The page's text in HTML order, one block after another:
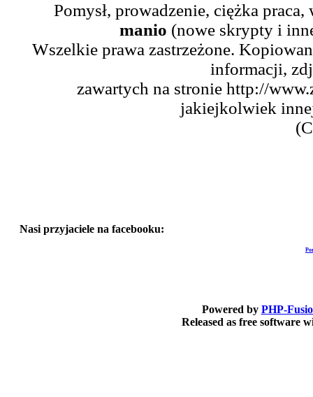
Pomysł, prowadzenie, ciężka
manio (nowe skrypty i
Wszelkie prawa zastrzeżone.
informacji,
zawartych na stronie http://
jakiejkolwiek
Nasi przyjaciele na facebooku:
Powered by PHP-
Released as free software